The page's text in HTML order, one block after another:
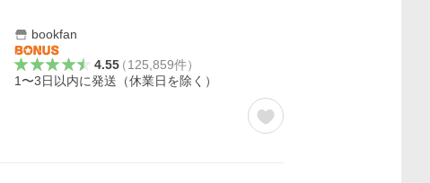
bookfan
4.55（125,859件）
1〜3日以内に発送（休業日を除く）